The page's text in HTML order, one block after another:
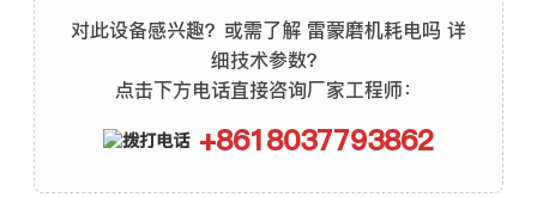
对此设备感兴趣？或需了解 雷蒙磨机耗电吗 详
细技术参数？
点击下方电话直接咨询厂家工程师：
+8618037793862